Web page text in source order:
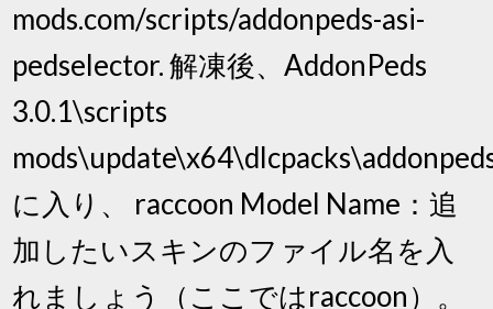
mods.com/scripts/addonpeds-asi-
pedselector. 解凍後、AddonPeds
3.0.1\scripts
に入り、 raccoon Model Name：追
加したいスキンのファイル名を入
れましょう（ここではraccoon）。